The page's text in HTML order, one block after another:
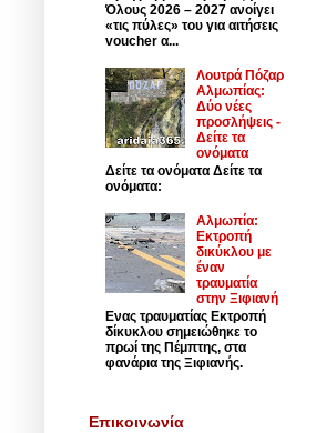
Όλους 2026 – 2027 ανοίγει
«τις πύλες» του για αιτήσεις
voucher α...
Λουτρά Πόζαρ
Αλμωπίας:
Δύο νέες
προσλήψεις -
Δείτε τα
ονόματα
Δείτε τα ονόματα Δείτε τα
ονόματα:
Αλμωπία:
Εκτροπή
δικύκλου με
έναν
τραυματία
στην Ξιφιανή
Ενας τραυματίας Εκτροπή
δίκυκλου σημειώθηκε το
πρωί της Πέμπτης, στα
φανάρια της Ξιφιανής.
Επικοινωνία